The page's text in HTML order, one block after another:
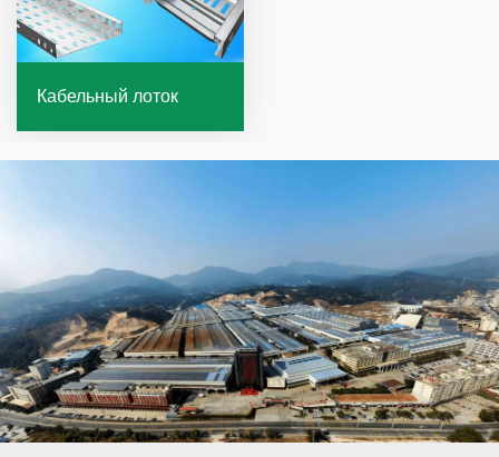
Кабельный лоток